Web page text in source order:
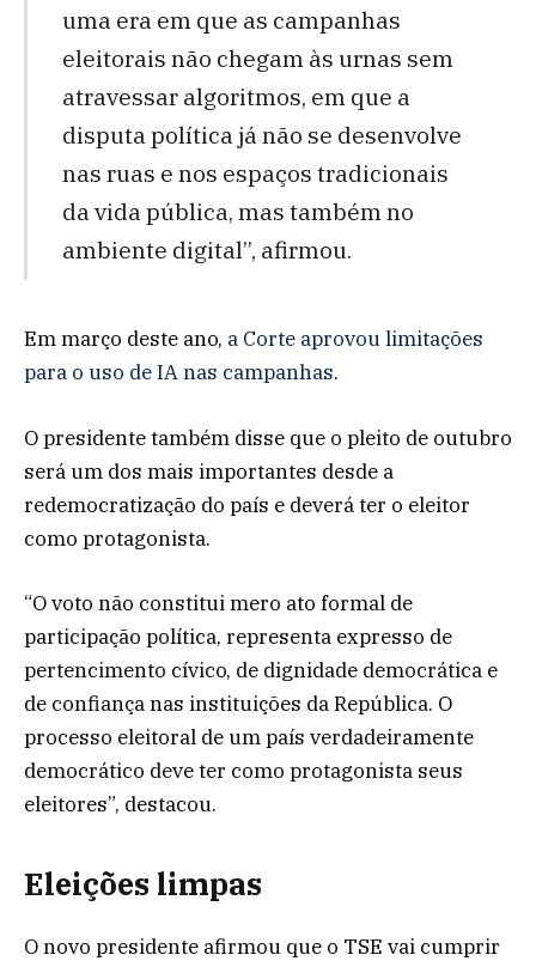
uma era em que as campanhas
eleitorais não chegam às urnas sem
atravessar algoritmos, em que a
disputa política já não se desenvolve
nas ruas e nos espaços tradicionais
da vida pública, mas também no
ambiente digital”, afirmou.
Em março deste ano, a Corte aprovou limitações
para o uso de IA nas campanhas.
O presidente também disse que o pleito de outubro
será um dos mais importantes desde a
redemocratização do país e deverá ter o eleitor
como protagonista.
“O voto não constitui mero ato formal de
participação política, representa expresso de
pertencimento cívico, de dignidade democrática e
de confiança nas instituições da República. O
processo eleitoral de um país verdadeiramente
democrático deve ter como protagonista seus
eleitores”, destacou.
Eleições limpas
O novo presidente afirmou que o TSE vai cumprir